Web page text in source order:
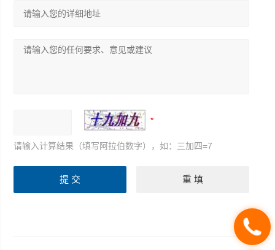
请输入计算结果（填写阿拉伯数字），如：三加四=7